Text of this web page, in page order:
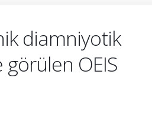
diamniyotik
OEIS